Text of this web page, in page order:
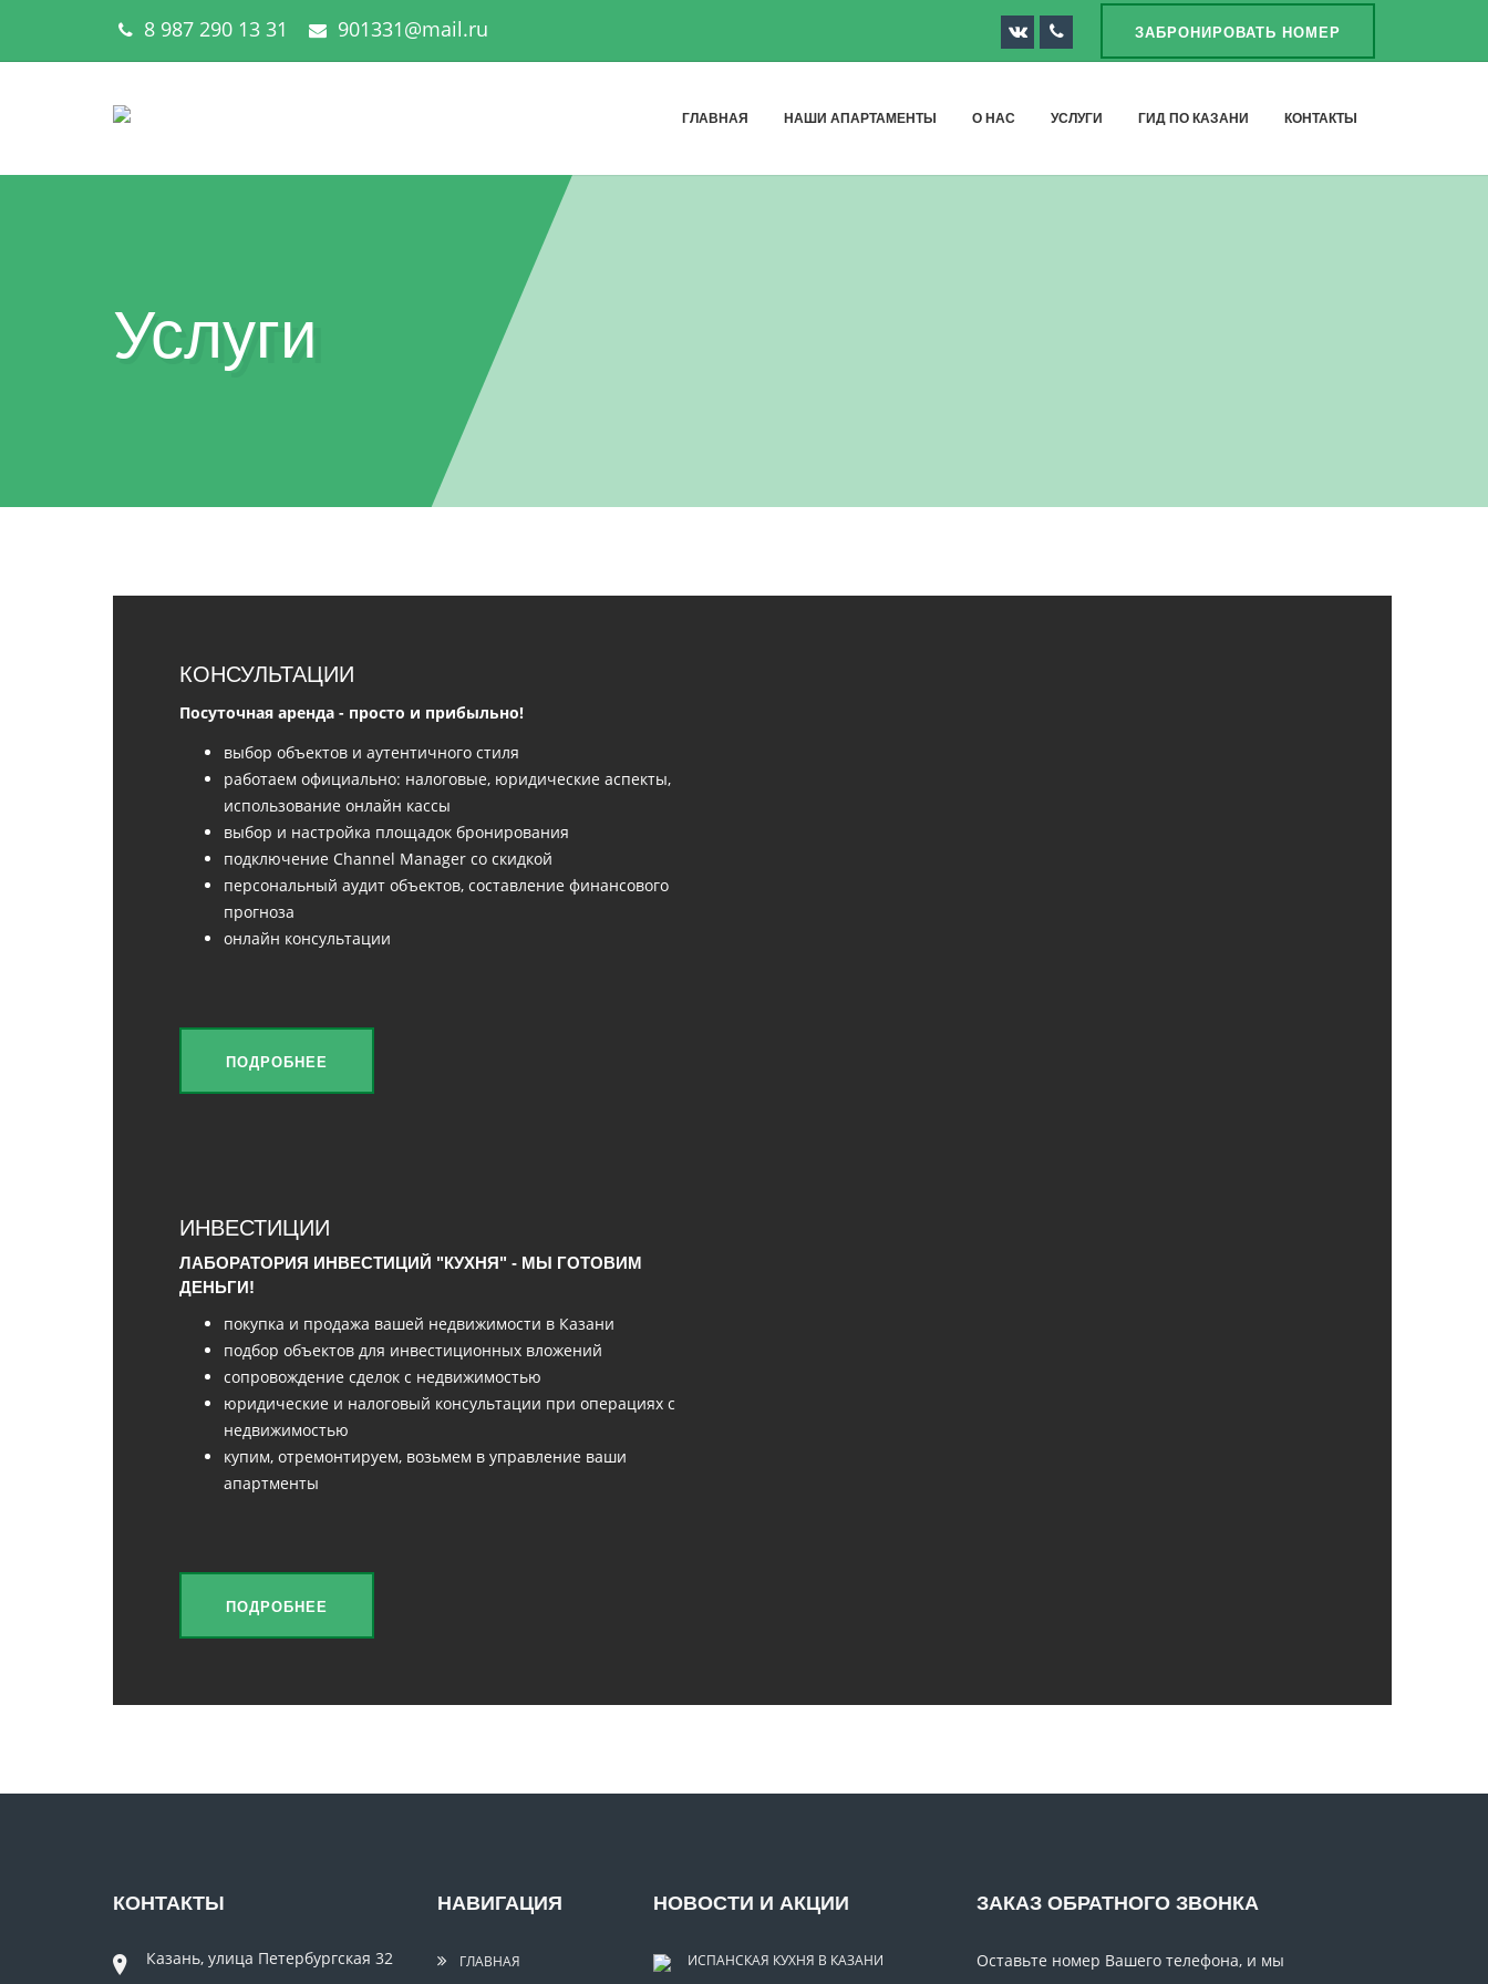
8 987 290 13 31 901331@mail.ru ЗАБРОНИРОВАТЬ НОМЕР
ГЛАВНАЯ НАШИ АПАРТАМЕНТЫ О НАС УСЛУГИ ГИД ПО КАЗАНИ КОНТАКТЫ
Услуги
КОНСУЛЬТАЦИИ
Посуточная аренда - просто и прибыльно!
выбор объектов и аутентичного стиля
работаем официально: налоговые, юридические аспекты,
использование онлайн кассы
выбор и настройка площадок бронирования
подключение Channel Manager со скидкой
персональный аудит объектов, составление финансового
прогноза
онлайн консультации
ПОДРОБНЕЕ
ИНВЕСТИЦИИ
ЛАБОРАТОРИЯ ИНВЕСТИЦИЙ "КУХНЯ" - МЫ ГОТОВИМ
ДЕНЬГИ!
покупка и продажа вашей недвижимости в Казани
подбор объектов для инвестиционных вложений
сопровождение сделок с недвижимостью
юридические и налоговый консультации при операциях с
недвижимостью
купим, отремонтируем, возьмем в управление ваши
апартменты
ПОДРОБНЕЕ
КОНТАКТЫ
Казань, улица Петербургская 32
НАВИГАЦИЯ
ГЛАВНАЯ
НОВОСТИ И АКЦИИ
ИСПАНСКАЯ КУХНЯ В КАЗАНИ
ЗАКАЗ ОБРАТНОГО ЗВОНКА
Оставьте номер Вашего телефона, и мы